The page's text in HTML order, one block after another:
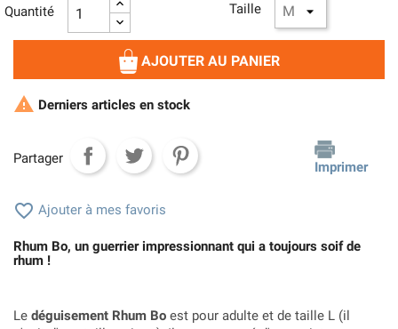
Taille
Quantité
AJOUTER AU PANIER
 Derniers articles en stock
Partager
Imprimer
 Ajouter à mes favoris
Rhum Bo, un guerrier impressionnant qui a toujours soif de
rhum !
Le déguisement Rhum Bo est pour adulte et de taille L (il